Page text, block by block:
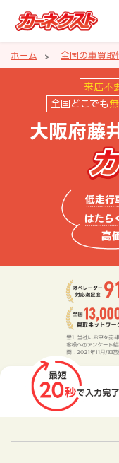
ホーム 全国の車買取
大阪府藤井
来店不
全国どこでも
大阪府藤